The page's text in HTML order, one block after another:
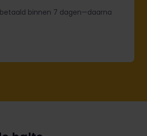
binnen 7 dagen—daarna